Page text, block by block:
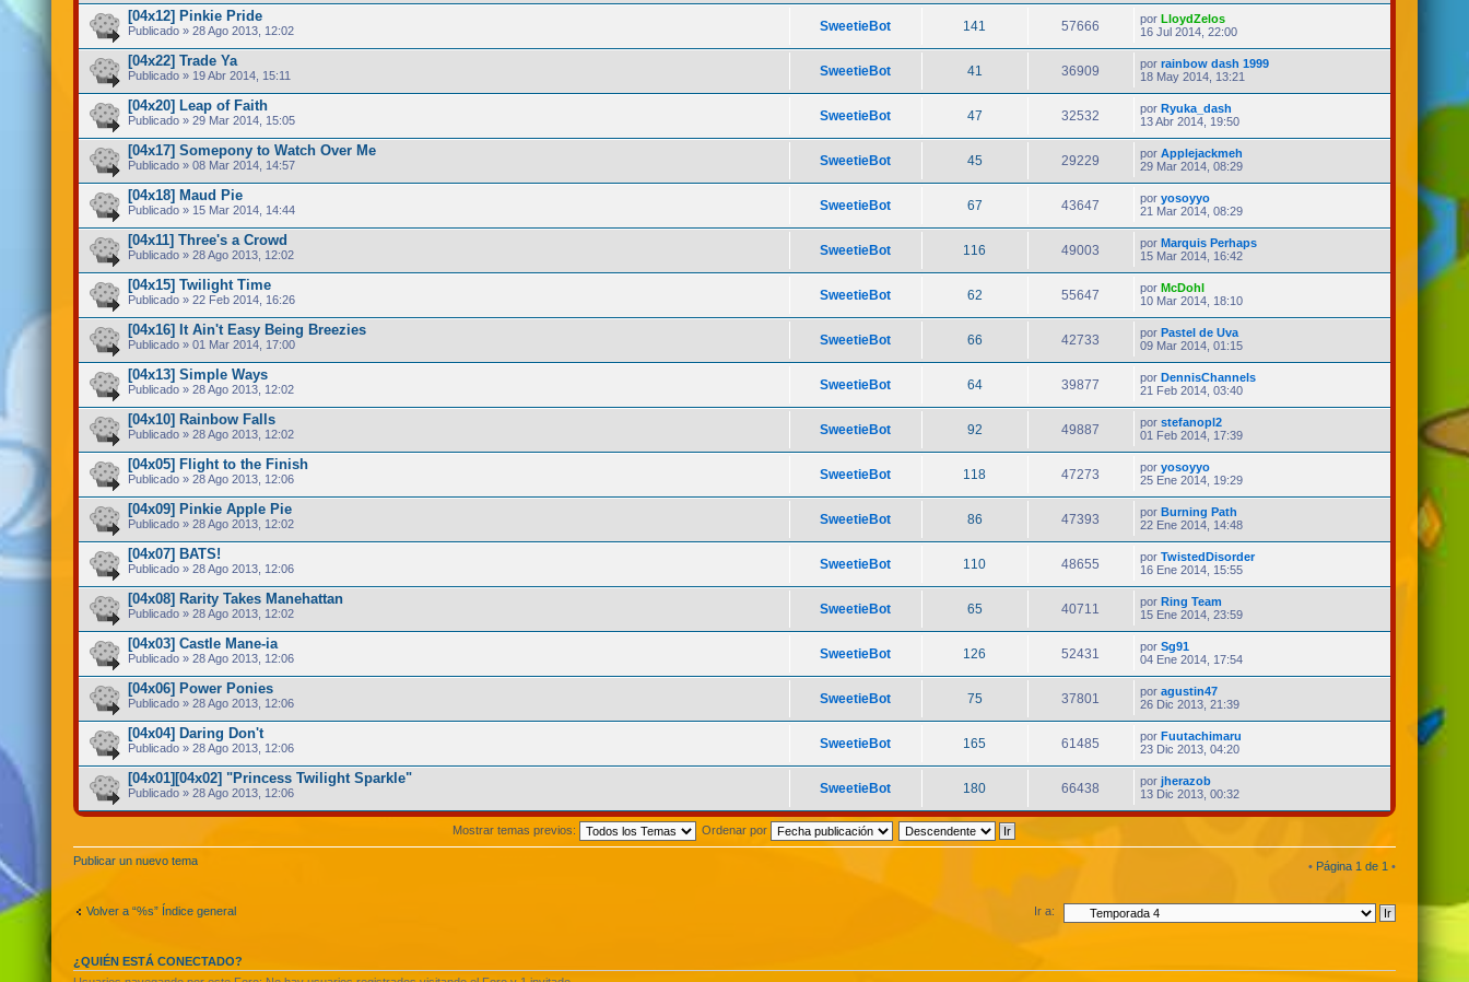
[04x12] Pinkie Pride
Publicado » 28 Ago 2013, 12:02 SweetieBot 141 57666 por LloydZelos
16 Jul 2014, 22:00
[04x22] Trade Ya
Publicado » 19 Abr 2014, 15:11 SweetieBot 41 36909 por rainbow dash 1999
18 May 2014, 13:21
[04x20] Leap of Faith
Publicado » 29 Mar 2014, 15:05 SweetieBot 47 32532 por Ryuka_dash
13 Abr 2014, 19:50
[04x17] Somepony to Watch Over Me
Publicado » 08 Mar 2014, 14:57 SweetieBot 45 29229 por Applejackmeh
29 Mar 2014, 08:29
[04x18] Maud Pie
Publicado » 15 Mar 2014, 14:44 SweetieBot 67 43647 por yosoyyo
21 Mar 2014, 08:29
[04x11] Three's a Crowd
Publicado » 28 Ago 2013, 12:02 SweetieBot 116 49003 por Marquis Perhaps
15 Mar 2014, 16:42
[04x15] Twilight Time
Publicado » 22 Feb 2014, 16:26 SweetieBot 62 55647 por McDohl
10 Mar 2014, 18:10
[04x16] It Ain't Easy Being Breezies
Publicado » 01 Mar 2014, 17:00 SweetieBot 66 42733 por Pastel de Uva
09 Mar 2014, 01:15
[04x13] Simple Ways
Publicado » 28 Ago 2013, 12:02 SweetieBot 64 39877 por DennisChannels
21 Feb 2014, 03:40
[04x10] Rainbow Falls
Publicado » 28 Ago 2013, 12:02 SweetieBot 92 49887 por stefanopl2
01 Feb 2014, 17:39
[04x05] Flight to the Finish
Publicado » 28 Ago 2013, 12:06 SweetieBot 118 47273 por yosoyyo
25 Ene 2014, 19:29
[04x09] Pinkie Apple Pie
Publicado » 28 Ago 2013, 12:02 SweetieBot 86 47393 por Burning Path
22 Ene 2014, 14:48
[04x07] BATS!
Publicado » 28 Ago 2013, 12:06 SweetieBot 110 48655 por TwistedDisorder
16 Ene 2014, 15:55
[04x08] Rarity Takes Manehattan
Publicado » 28 Ago 2013, 12:02 SweetieBot 65 40711 por Ring Team
15 Ene 2014, 23:59
[04x03] Castle Mane-ia
Publicado » 28 Ago 2013, 12:06 SweetieBot 126 52431 por Sg91
04 Ene 2014, 17:54
[04x06] Power Ponies
Publicado » 28 Ago 2013, 12:06 SweetieBot 75 37801 por agustin47
26 Dic 2013, 21:39
[04x04] Daring Don't
Publicado » 28 Ago 2013, 12:06 SweetieBot 165 61485 por Fuutachimaru
23 Dic 2013, 04:20
[04x01][04x02] "Princess Twilight Sparkle"
Publicado » 28 Ago 2013, 12:06 SweetieBot 180 66438 por jherazob
13 Dic 2013, 00:32
Mostrar temas previos: Ordenar por
Publicar un nuevo tema • Página 1 de 1 •
Volver a “%s” Índice general Ir a:
¿QUIÉN ESTÁ CONECTADO?